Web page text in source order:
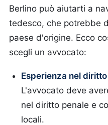
Berlino può aiutarti a
tedesco, che potrebbe
paese d'origine. Ecco
scegli un avvocato:
Esperienza nel
L'avvocato deve
nel diritto penale e
locali.